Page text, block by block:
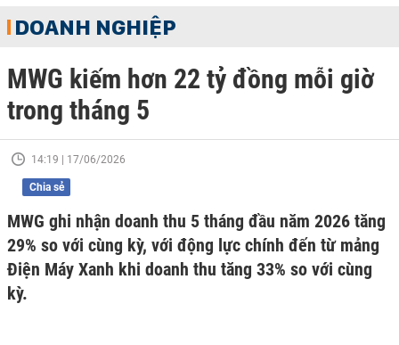
DOANH NGHIỆP
MWG kiếm hơn 22 tỷ đồng mỗi giờ
trong tháng 5
14:19 | 17/06/2026
Chia sẻ
MWG ghi nhận doanh thu 5 tháng đầu năm 2026 tăng
29% so với cùng kỳ, với động lực chính đến từ mảng
Điện Máy Xanh khi doanh thu tăng 33% so với cùng
kỳ.